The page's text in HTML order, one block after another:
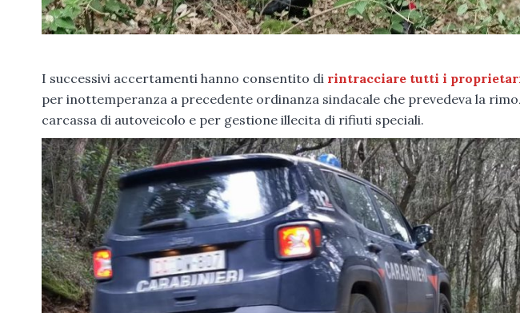
I successivi accertamenti hanno consentito di rintracciare tutti i
per inottemperanza a precedente ordinanza sindacale che prevedeva la
carcassa di autoveicolo e per gestione illecita di rifiuti speciali.